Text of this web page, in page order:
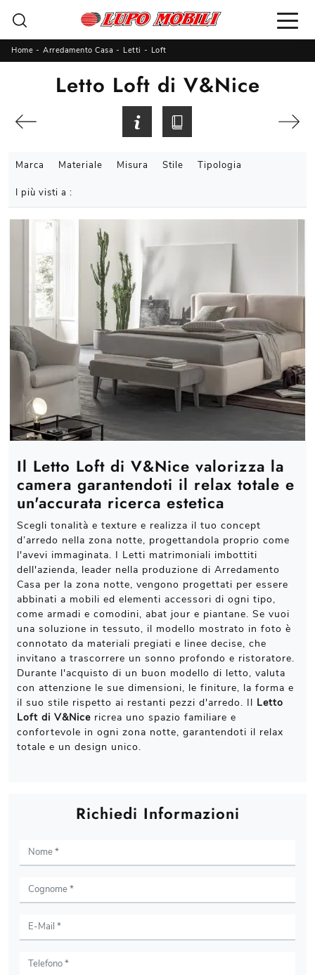
Home - Arredamento Casa - Letti - Loft
Letto Loft di V&Nice
Marca Materiale Misura Stile Tipologia
I più visti a :
Il Letto Loft di V&Nice valorizza la
camera garantendoti il relax totale e
un'accurata ricerca estetica
Scegli tonalità e texture e realizza il tuo concept
d’arredo nella zona notte, progettandola proprio come
l'avevi immaginata. I Letti matrimoniali imbottiti
dell'azienda, leader nella produzione di Arredamento
Casa per la zona notte, vengono progettati per essere
abbinati a mobili ed elementi accessori di ogni tipo,
come armadi e comodini, abat jour e piantane. Se vuoi
una soluzione in tessuto, il modello mostrato in foto è
connotato da materiali pregiati e linee decise, che
invitano a trascorrere un sonno profondo e ristoratore.
Durante l'acquisto di un buon modello di letto, valuta
con attenzione le sue dimensioni, le finiture, la forma e
il suo stile rispetto ai restanti pezzi d'arredo. Il Letto
Loft di V&Nice ricrea uno spazio familiare e
confortevole in ogni zona notte, garantendoti il relax
totale e un design unico.
Richiedi Informazioni